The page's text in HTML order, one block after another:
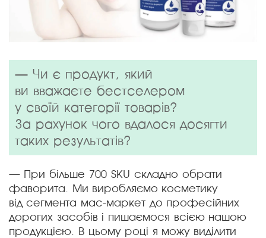
— Чи є продукт, який
ви вважаєте бестселером
у своїй категорії товарів?
За рахунок чого вдалося досягти
таких результатів?
— При більше 700 SKU складно обрати
фаворита. Ми виробляємо косметику
від сегмента мас-маркет до професійних
дорогих засобів і пишаємося всією нашою
продукцією. В цьому році я можу виділити